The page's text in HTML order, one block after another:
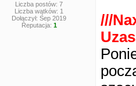
Liczba postów: 7
Liczba wątków: 1
Dołączył: Sep 2019
Reputacja: 1
///